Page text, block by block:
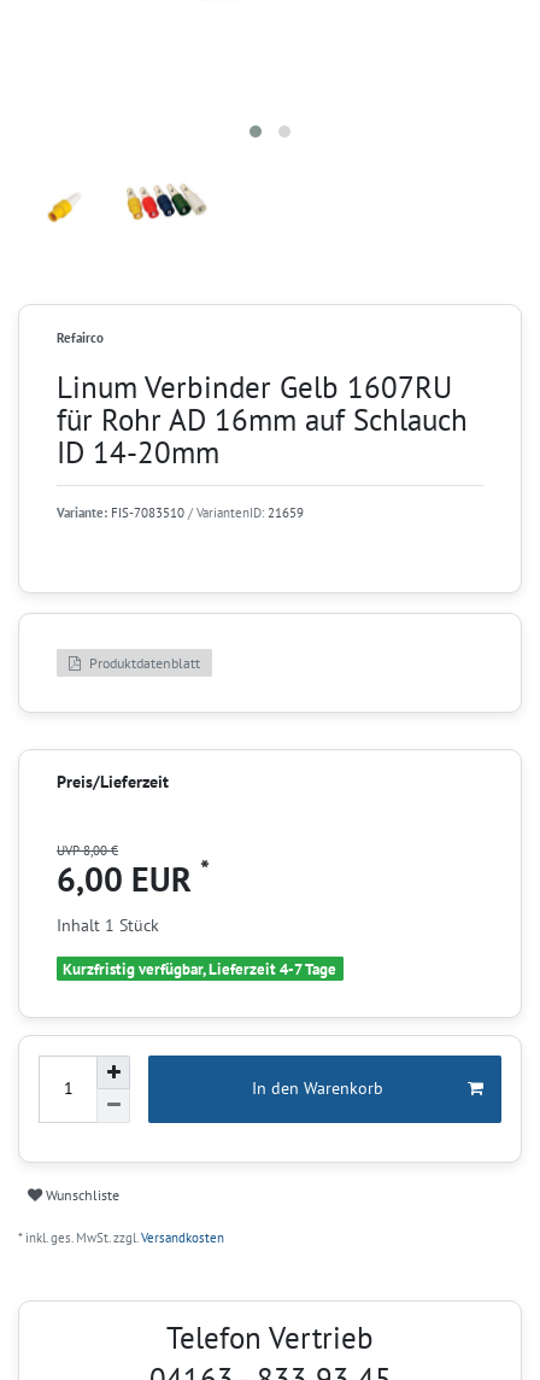
Refairco
Linum Verbinder Gelb 1607RU
für Rohr AD 16mm auf Schlauch
ID 14-20mm
Variante: FIS-7083510 / VariantenID: 21659
Produktdatenblatt
Preis/Lieferzeit
UVP 8,00 €
6,00 EUR *
Inhalt 1 Stück
Kurzfristig verfügbar, Lieferzeit 4-7 Tage
In den Warenkorb
Wunschliste
* inkl. ges. MwSt. zzgl.Versandkosten
Telefon Vertrieb